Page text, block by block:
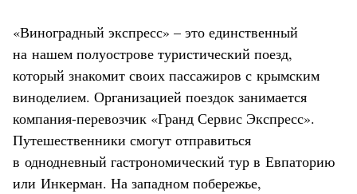
«Виноградный экспресс» – это единственный
на нашем полуострове туристический поезд,
который знакомит своих пассажиров с крымским
виноделием. Организацией поездок занимается
компания-перевозчик «Гранд Сервис Экспресс».
Путешественники смогут отправиться
в однодневный гастрономический тур в Евпаторию
или Инкерман. На западном побережье,